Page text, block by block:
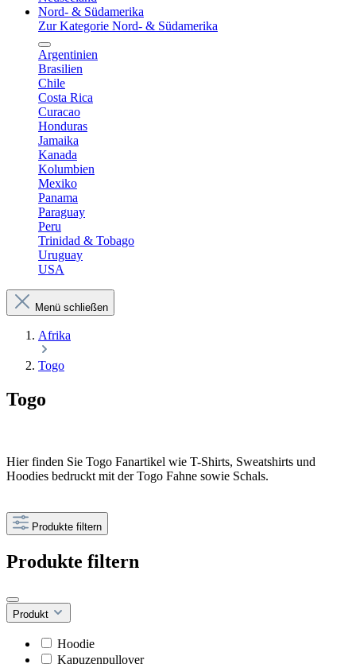
Nord- & Südamerika
Zur Kategorie Nord- & Südamerika
Argentinien
Brasilien
Chile
Costa Rica
Curacao
Honduras
Jamaika
Kanada
Kolumbien
Mexiko
Panama
Paraguay
Peru
Trinidad & Tobago
Uruguay
USA
Menü schließen
Afrika
Togo
Togo
Hier finden Sie Togo Fanartikel wie T-Shirts, Sweatshirts und
Hoodies bedruckt mit der Togo Fahne sowie Schals.
Produkte filtern
Produkte filtern
Produkt
Hoodie
Kapuzenpullover